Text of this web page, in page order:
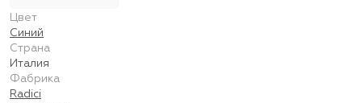
Цвет
Синий
Страна
Италия
Фабрика
Radici